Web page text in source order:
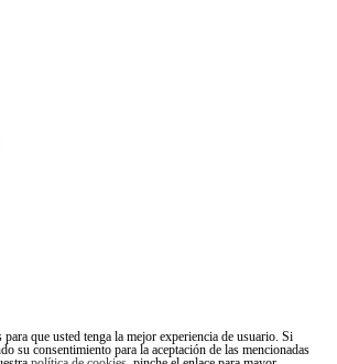
que usted tenga la mejor experiencia de usuario. Si
su consentimiento para la aceptación de las mencionadas